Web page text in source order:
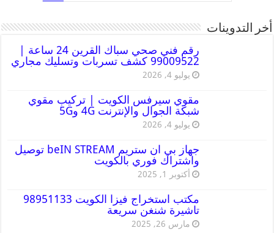
أخر التدوينات
رقم فني صحي سباك القرين 24 ساعة |
99009522 كشف تسربات وتسليك مجاري
يوليو 4, 2026
مقوي سيرفس الكويت | تركيب مقوي
شبكة الجوال والإنترنت 4G و5G
يوليو 4, 2026
جهاز بي ان ستريم beIN STREAM توصيل
واشتراك فوري بالكويت
أكتوبر 1, 2025
مكتب استخراج فيزا الكويت 98951133
تاشيرة شنغن سريعة
مارس 26, 2025